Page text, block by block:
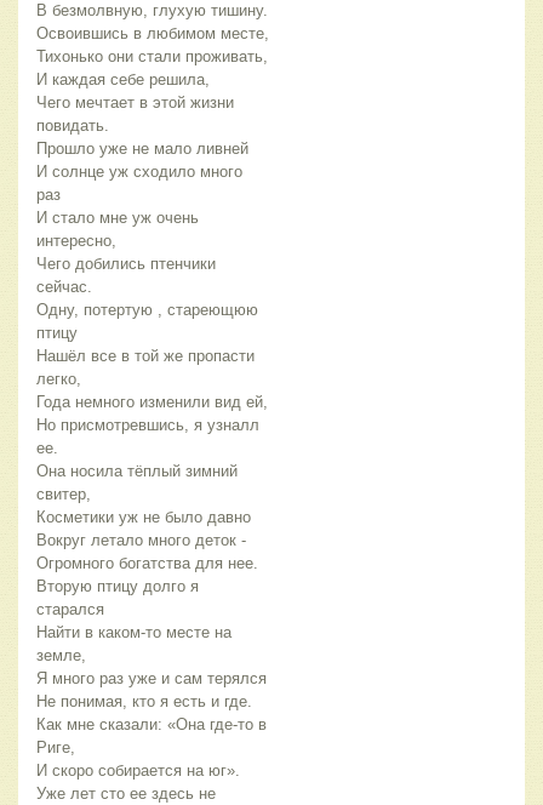
В безмолвную, глухую тишину.
Освоившись в любимом месте,
Тихонько они стали проживать,
И каждая себе решила,
Чего мечтает в этой жизни
повидать.
Прошло уже не мало ливней
И солнце уж сходило много
раз
И стало мне уж очень
интересно,
Чего добились птенчики
сейчас.
Одну, потертую , стареющюю
птицу
Нашёл все в той же пропасти
легко,
Года немного изменили вид ей,
Но присмотревшись, я узналл
ее.
Она носила тёплый зимний
свитер,
Косметики уж не было давно
Вокруг летало много деток -
Огромного богатства для нее.
Вторую птицу долго я
старался
Найти в каком-то месте на
земле,
Я много раз уже и сам терялся
Не понимая, кто я есть и где.
Как мне сказали: «Она где-то в
Риге,
И скоро собирается на юг».
Уже лет сто ее здесь не